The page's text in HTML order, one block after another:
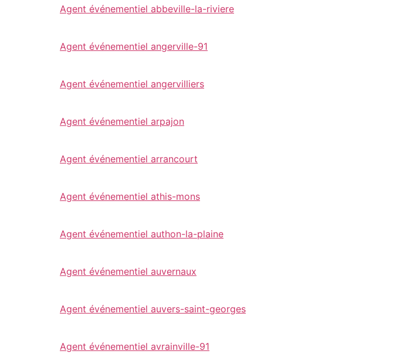
Agent événementiel abbeville-la-riviere
Agent événementiel angerville-91
Agent événementiel angervilliers
Agent événementiel arpajon
Agent événementiel arrancourt
Agent événementiel athis-mons
Agent événementiel authon-la-plaine
Agent événementiel auvernaux
Agent événementiel auvers-saint-georges
Agent événementiel avrainville-91